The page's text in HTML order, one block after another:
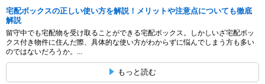
宅配ボックスの正しい使い方を解説！メリットや注意点についても徹底
解説
留守中でも宅配物を受け取ることができる宅配ボックス。しかしいざ宅配ボッ
クス付き物件に住んだ際、具体的な使い方がわからずに悩んでしまう方も多い
のではないだろうか。...
もっと読む